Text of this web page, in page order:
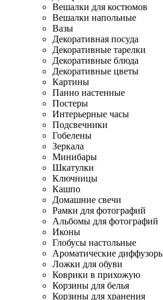
Вешалки для костюмов
Вешалки напольные
Вазы
Декоративная посуда
Декоративные тарелки
Декоративные блюда
Декоративные цветы
Картины
Панно настенные
Постеры
Интерьерные часы
Подсвечники
Гобелены
Зеркала
Минибары
Шкатулки
Ключницы
Кашпо
Домашние свечи
Рамки для фотографий
Альбомы для фотографий
Иконы
Глобусы настольные
Ароматические
Ложки для обуви
Коврики в прихожую
Корзины для белья
Корзины для хранения